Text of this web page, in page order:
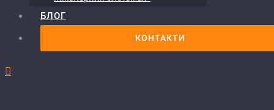
БЛОГ
КОНТАКТИ